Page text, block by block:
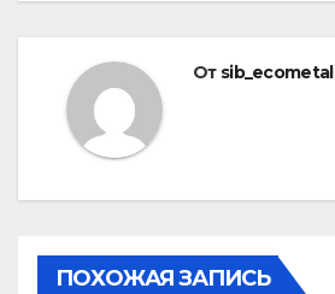
От sib_ecometal
ПОХОЖАЯ ЗАПИСЬ